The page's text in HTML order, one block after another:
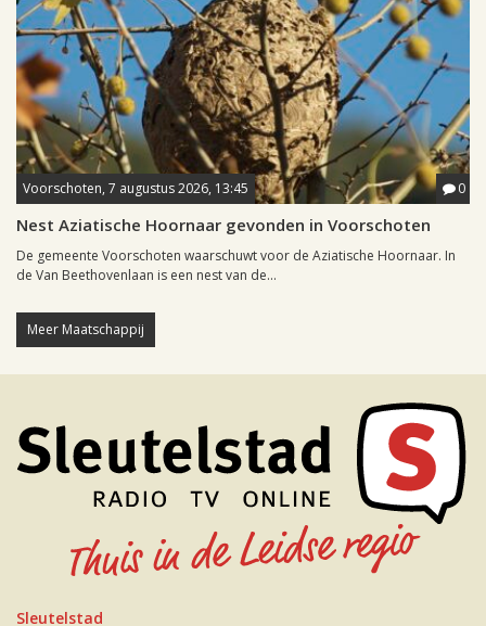
Voorschoten, 7 augustus 2026, 13:45 0
Nest Aziatische Hoornaar gevonden in Voorschoten
De gemeente Voorschoten waarschuwt voor de Aziatische Hoornaar. In
de Van Beethovenlaan is een nest van de...
Meer Maatschappij
Sleutelstad